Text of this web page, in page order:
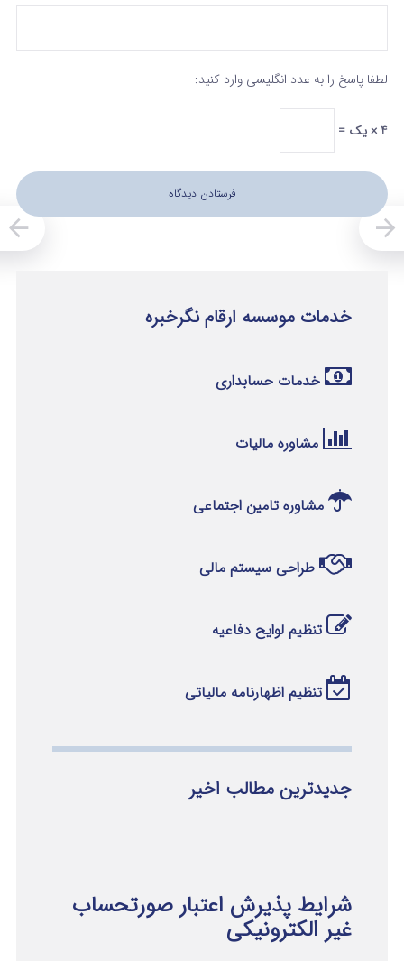
لطفا پاسخ را به عدد انگلیسی وارد کنید:
4 × یک =
خدمات موسسه ارقام نگرخبره
خدمات حسابداری
مشاوره مالیات
مشاوره تامین اجتماعی
طراحی سیستم مالی
تنظیم لوایح دفاعیه
تنظیم اظهارنامه مالیاتی
جدیدترین مطالب اخیر
شرایط پذیرش اعتبار صورتحساب
غیر الکترونیکی